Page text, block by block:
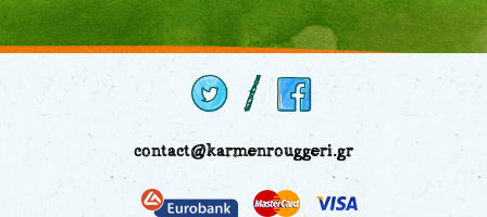
contact@karmenrouggeri.gr